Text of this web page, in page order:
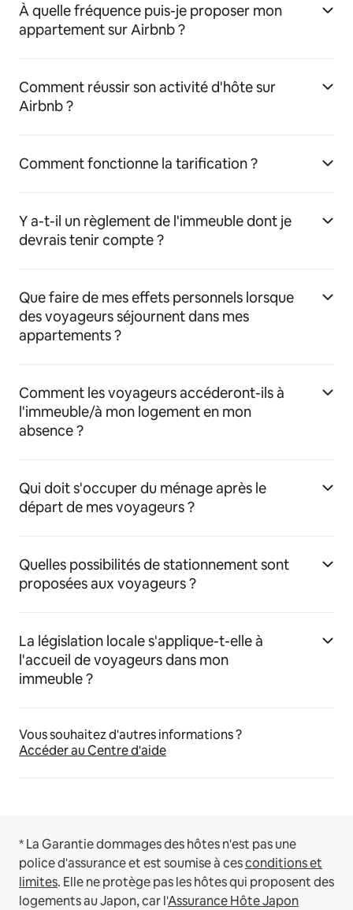
À quelle fréquence puis-je proposer mon
appartement sur Airbnb ?
Comment réussir son activité d'hôte sur
Airbnb ?
Comment fonctionne la tarification ?
Y a-t-il un règlement de l'immeuble dont je
devrais tenir compte ?
Que faire de mes effets personnels lorsque
des voyageurs séjournent dans mes
appartements ?
Comment les voyageurs accéderont-ils à
l'immeuble/à mon logement en mon
absence ?
Qui doit s'occuper du ménage après le
départ de mes voyageurs ?
Quelles possibilités de stationnement sont
proposées aux voyageurs ?
La législation locale s'applique-t-elle à
l'accueil de voyageurs dans mon
immeuble ?
Vous souhaitez d'autres informations ?
Accéder au Centre d'aide
* La Garantie dommages des hôtes n'est pas une
police d'assurance et est soumise à cesconditions et
limites. Elle ne protège pas les hôtes qui proposent des
logements au Japon, car l'Assurance Hôte Japon